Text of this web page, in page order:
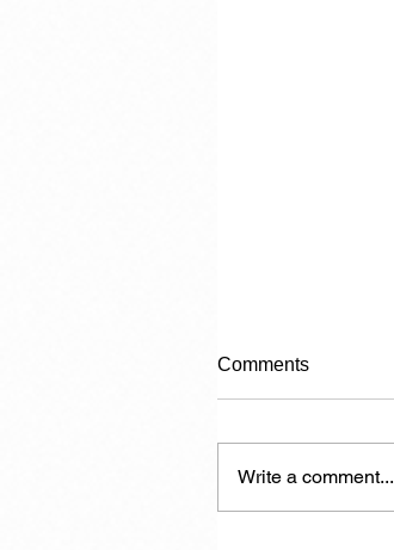
Comments
Write a comment...